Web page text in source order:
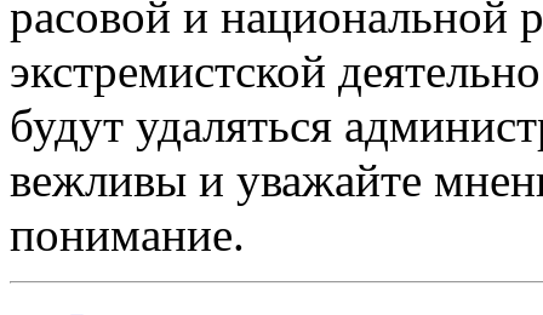
расовой и национальной
экстремистской
будут удаляться
вежливы и уважайте
понимание.